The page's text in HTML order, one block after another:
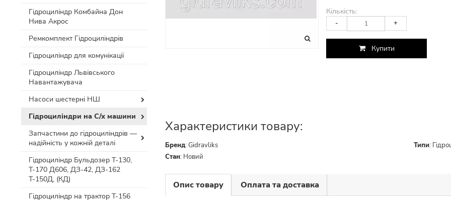
Кількість:
- +
Купити
Характеристики товару:
Бренд:Gidravliks Типи:
Стан: Новий
Опис товару Оплата та доставка
Гідроциліндр Комбайна Дон
Нива Акрос
Ремкомплект Гідроциліндрів
Гідроциліндр для комунікації
Гідроциліндр Львівського
Навантажувача
Насоси шестерні НШ
Гідроциліндри на С/х машини
Запчастини до гідроциліндрів —
надійність у кожній деталі
Гідроциліндр Бульдозер Т-130,
Т-170 Д606, ДЗ-42, ДЗ-162
Т-150Д, (КД)
Гідроциліндр на трактор Т-156